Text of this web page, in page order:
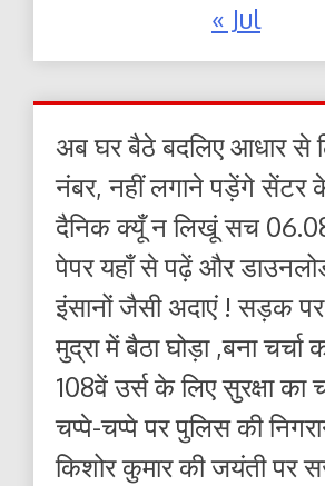
« Jul
अब घर बैठे बदलिए आधार से
नंबर, नहीं लगाने पड़ेंगे सेंटर
दैनिक क्यूँ न लिखूं सच
पेपर यहाँ से पढ़ें और
इंसानों जैसी अदाएं ! सड़क
मुद्रा में बैठा घोड़ा ,बना चर्चा
108वें उर्स के लिए सुरक्षा का
चप्पे-चप्पे पर पुलिस की
किशोर कुमार की जयंती पर